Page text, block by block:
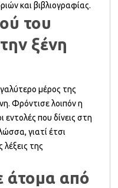
και βιβλιογραφίας.
του
ξένη
μέρος της
Φρόντισε λοιπόν η
εντολές που δίνεις στη
γιατί έτσι
της
άτομα από